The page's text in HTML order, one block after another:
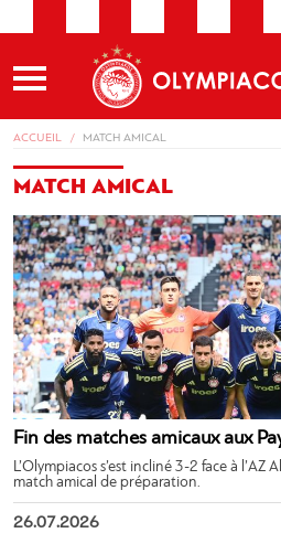
ACCUEIL MATCH AMICAL
MATCH AMICAL
Fin des matches amicaux aux
L’Olympiacos s’est incliné 3-2 face à
match amical de préparation.
26.07.2026